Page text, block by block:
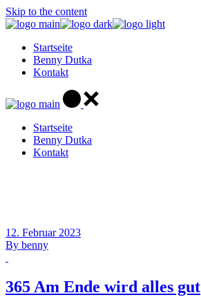
Skip to the content
Startseite
Benny Dutka
Kontakt
Startseite
Benny Dutka
Kontakt
12. Februar 2023
By benny
365 Am Ende wird alles gut